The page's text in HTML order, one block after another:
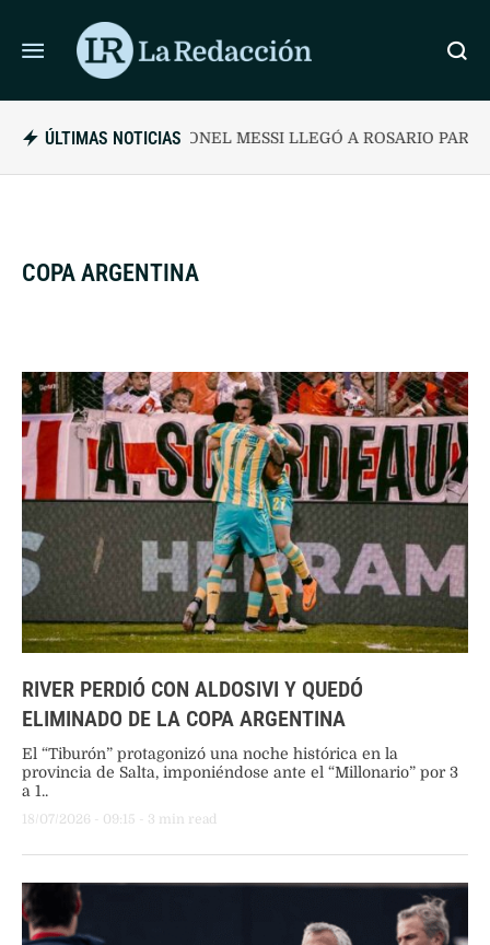
ÚLTIMAS NOTICIASLIONEL MESSI LLEGÓ A ROSARIO PARA
COPA ARGENTINA
RIVER PERDIÓ CON ALDOSIVI Y QUEDÓ
ELIMINADO DE LA COPA ARGENTINA
El “Tiburón” protagonizó una noche histórica en la
provincia de Salta, imponiéndose ante el “Millonario” por 3
a 1..
18/07/2026 - 09:15 - 3 min read